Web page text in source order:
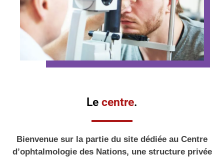
Le centre.
Bienvenue sur la partie du site dédiée au Centre
d’ophtalmologie des Nations, une structure privée